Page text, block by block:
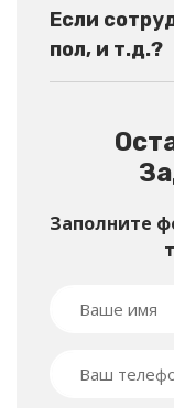
Если
пол, и т.д.?
Заполните